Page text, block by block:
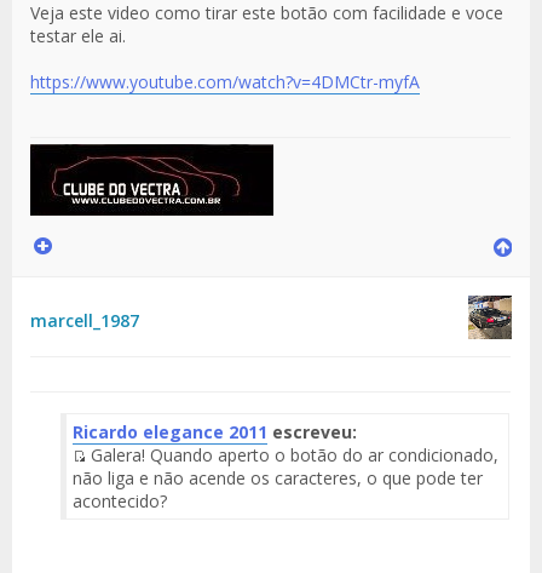
Veja este video como tirar este botão com facilidade e voce
testar ele ai.
https://www.youtube.com/watch?v=4DMCtr-myfA
marcell_1987
Ricardo elegance 2011 escreveu:
Fuente
del
Galera! Quando aperto o botão do ar condicionado,
não liga e não acende os caracteres, o que pode ter
acontecido?